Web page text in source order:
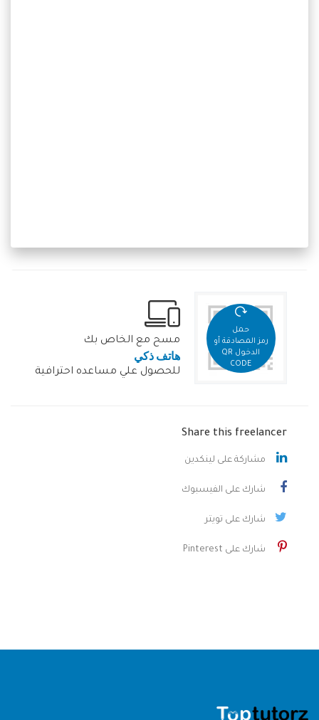
حمل
رمز المصادقة أو
الدخول QR
CODE
مسح مع الخاص بك
هاتف ذكي
للحصول علي مساعده احترافية
Share this freelancer
مشاركة على لينكدين
شارك على الفيسبوك
شارك على تويتر
شارك على Pinterest